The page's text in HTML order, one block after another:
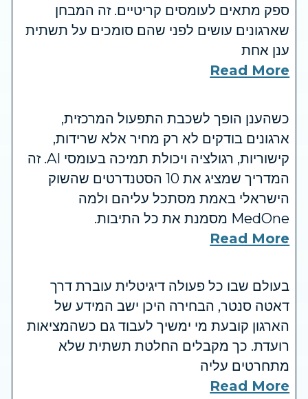
ספק מתאים לעומסים קריטיים. זה המבחן
שארגונים עושים לפני שהם סומכים על תשתית
ענן אחת
Read More
כשהענן הופך לשכבת התפעול המרכזית,
ארגונים בודקים לא רק מחיר אלא שרידות,
קישוריות, רגולציה ויכולת תמיכה בעומסי AI. זה
המדריך שמציג את 10 הסטנדרטים שהשוק
הישראלי באמת מסתכל עליהם ולמה
MedOne מסמנת את כל התיבות.
Read More
בעולם שבו כל פעולה דיגיטלית עוברת דרך
דאטה סנטר, הבחירה היכן ישב המידע של
הארגון קובעת מי ימשיך לעבוד גם כשהמציאות
רועדת. כך מקבלים החלטת תשתית שלא
מתחרטים עליה
Read More